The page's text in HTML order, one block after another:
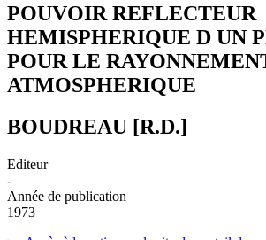
POUVOIR REFLECTEUR
HEMISPHERIQUE D UN
POUR LE
ATMOSPHERIQUE
BOUDREAU [R.D.]
Editeur
-
Année de publication
1973